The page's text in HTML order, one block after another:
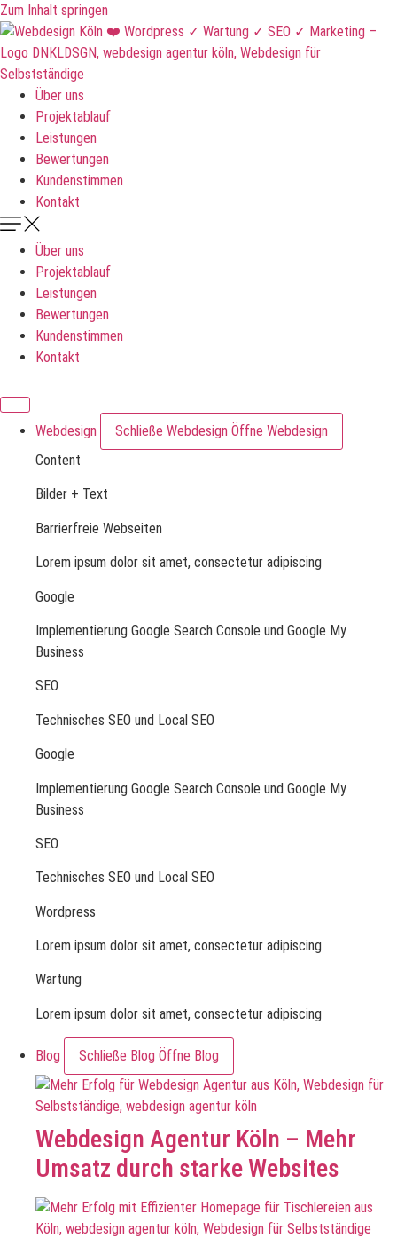
Zum Inhalt springen
Über uns
Projektablauf
Leistungen
Bewertungen
Kundenstimmen
Kontakt
Über uns
Projektablauf
Leistungen
Bewertungen
Kundenstimmen
Kontakt
Webdesign Schließe Webdesign Öffne Webdesign
Content
Bilder + Text
Barrierfreie Webseiten
Lorem ipsum dolor sit amet, consectetur adipiscing
Google
Implementierung Google Search Console und Google My
Business
SEO
Technisches SEO und Local SEO
Google
Implementierung Google Search Console und Google My
Business
SEO
Technisches SEO und Local SEO
Wordpress
Lorem ipsum dolor sit amet, consectetur adipiscing
Wartung
Lorem ipsum dolor sit amet, consectetur adipiscing
Blog Schließe Blog Öffne Blog
Webdesign Agentur Köln – Mehr
Umsatz durch starke Websites